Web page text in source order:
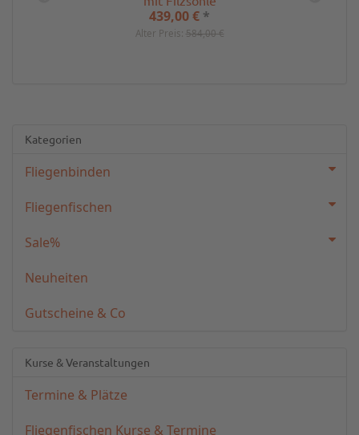
439,00 € *
Alter Preis: 584,00 €
Kategorien
Fliegenbinden
Fliegenfischen
Sale%
Neuheiten
Gutscheine & Co
Kurse & Veranstaltungen
Termine & Plätze
Fliegenfischen Kurse & Termine